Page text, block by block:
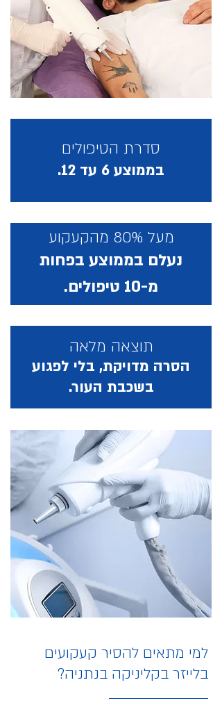
סדרת הטיפולים
בממוצע 6 עד 12.
מעל 80% מהקעקוע
נעלם בממוצע בפחות
מ-10 טיפולים.
תוצאה מלאה
הסרה מדויקת, בלי לפגוע
בשכבת העור.
למי מתאים להסיר קעקועים
בלייזר בקליניקה בנתניה?